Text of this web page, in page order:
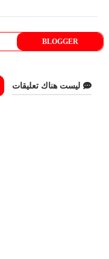
BLOGGER
ليست هناك تعليقات